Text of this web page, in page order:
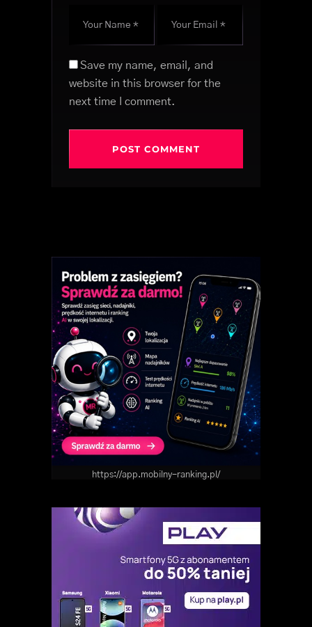
Save my name, email, and
website in this browser for the
next time I comment.
https://app.mobilny-ranking.pl/